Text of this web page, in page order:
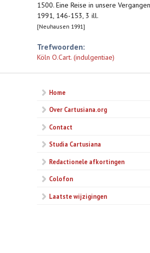
1500. Eine Reise in unsere
1991, 146-153, 3 ill.
[Neuhausen 1991]
Trefwoorden:
Köln O.Cart. (indulgentiae)
Home
Over Cartusiana.org
Contact
Studia Cartusiana
Redactionele afkortingen
Colofon
Laatste wijzigingen